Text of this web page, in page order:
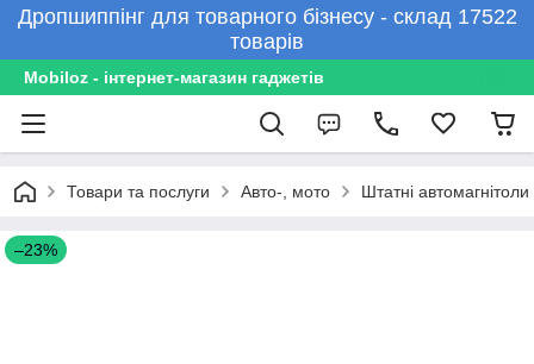
Дропшиппінг для товарного бізнесу - склад 17522
товарів
Mobiloz - інтернет-магазин гаджетів
Товари та послуги Авто-, мото Штатні автомагнітоли
–23%